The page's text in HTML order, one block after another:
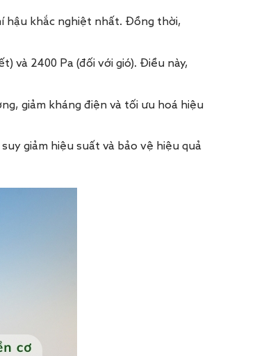
hậu khắc nghiệt nhất. Đồng thời,
và 2400 Pa (đối với gió). Điều này,
giảm kháng điện và tối ưu hoá hiệu
giảm hiệu suất và bảo vệ hiệu quả